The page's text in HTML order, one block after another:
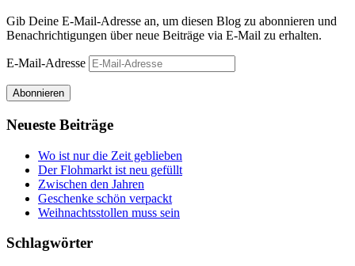
Gib Deine E-Mail-Adresse an, um diesen Blog zu abonnieren und
Benachrichtigungen über neue Beiträge via E-Mail zu erhalten.
E-Mail-Adresse
Abonnieren
Neueste Beiträge
Wo ist nur die Zeit geblieben
Der Flohmarkt ist neu gefüllt
Zwischen den Jahren
Geschenke schön verpackt
Weihnachtsstollen muss sein
Schlagwörter